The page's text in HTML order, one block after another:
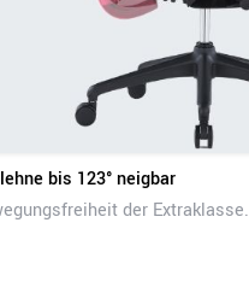
bis 123° neigbar
der Extraklasse.